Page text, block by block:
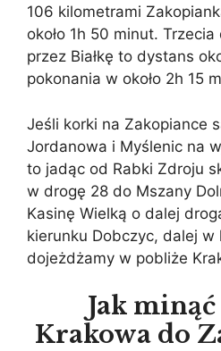
106 kilometrami
około 1h 50 minut.
przez Białkę to dystans
pokonania w około 2h 15
Jeśli korki na Zakopiance
Jordanowa i Myślenic na
to jadąc od Rabki Zdroju
w drogę 28 do Mszany
Kasinę Wielką o dalej
kierunku Dobczyc, dalej w
dojeżdżamy w pobliże
Jak
Krakowa do